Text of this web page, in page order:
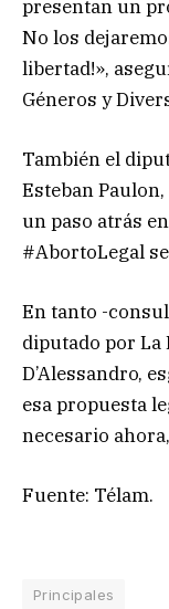
presentan un
No los
libertad!»,
Géneros y
También el
Esteban
un paso atrás
#AbortoLegal
En tanto -
diputado por La
D’Alessandro,
esa propuesta
necesario
Fuente: Télam.
Principales